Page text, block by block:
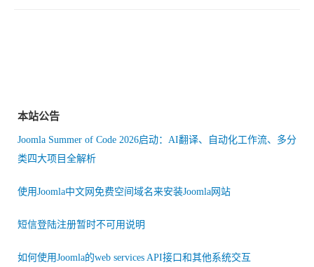
本站公告
Joomla Summer of Code 2026启动：AI翻译、自动化工作流、多分
类四大项目全解析
使用Joomla中文网免费空间域名来安装Joomla网站
短信登陆注册暂时不可用说明
如何使用Joomla的web services API接口和其他系统交互